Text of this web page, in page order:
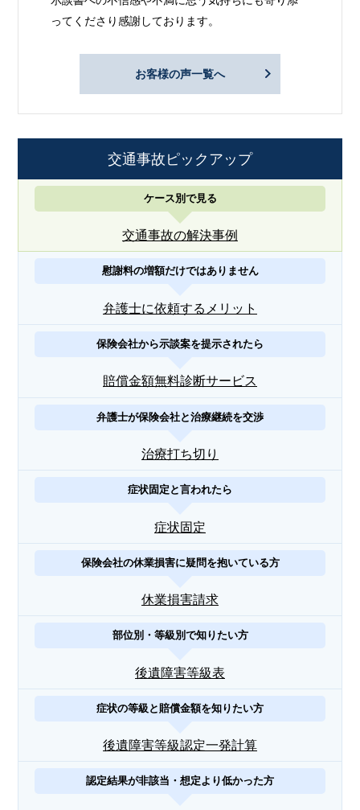
ってくださり感謝しております。
お客様の声一覧へ
交通事故ピックアップ
ケース別で見る
交通事故の解決事例
慰謝料の増額だけではありません
弁護士に依頼するメリット
保険会社から示談案を提示されたら
賠償金額無料診断サービス
弁護士が保険会社と治療継続を交渉
治療打ち切り
症状固定と言われたら
症状固定
保険会社の休業損害に疑問を抱いている方
休業損害請求
部位別・等級別で知りたい方
後遺障害等級表
症状の等級と賠償金額を知りたい方
後遺障害等級認定一発計算
認定結果が非該当・想定より低かった方